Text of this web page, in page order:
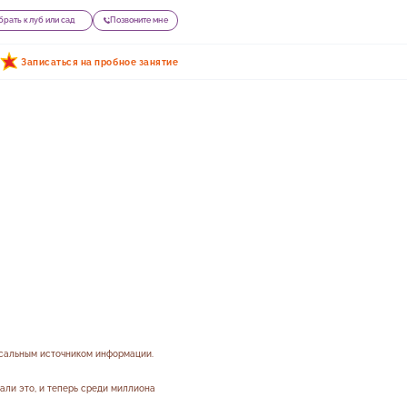
клуб или сад Позвоните мне
Записаться на пробное занятие
источником информации.
это, и теперь среди миллиона